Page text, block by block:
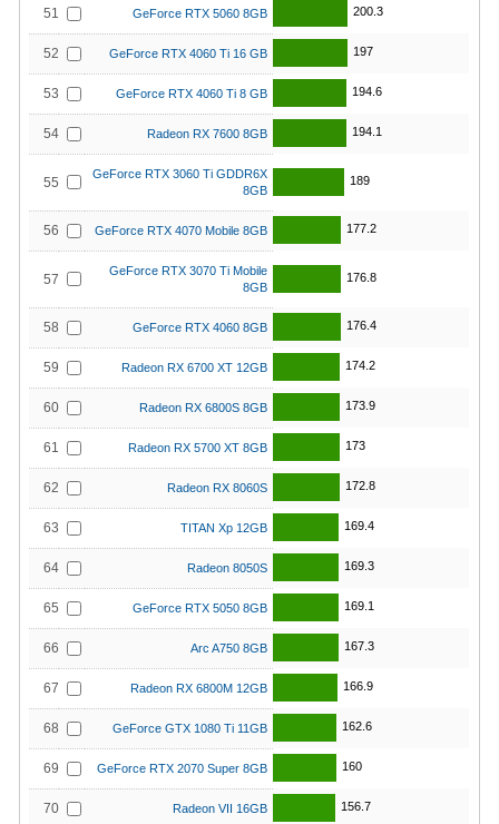
51 GeForce RTX 5060 8GB 200.3
52 GeForce RTX 4060 Ti 16 GB 197
53 GeForce RTX 4060 Ti 8 GB 194.6
54 Radeon RX 7600 8GB 194.1
55
GeForce RTX 3060 Ti GDDR6X
8GB
189
56 GeForce RTX 4070 Mobile 8GB 177.2
57
GeForce RTX 3070 Ti Mobile
8GB
176.8
58 GeForce RTX 4060 8GB 176.4
59 Radeon RX 6700 XT 12GB 174.2
60 Radeon RX 6800S 8GB 173.9
61 Radeon RX 5700 XT 8GB 173
62 Radeon RX 8060S 172.8
63 TITAN Xp 12GB 169.4
64 Radeon 8050S 169.3
65 GeForce RTX 5050 8GB 169.1
66 Arc A750 8GB 167.3
67 Radeon RX 6800M 12GB 166.9
68 GeForce GTX 1080 Ti 11GB 162.6
69 GeForce RTX 2070 Super 8GB 160
70 Radeon VII 16GB 156.7